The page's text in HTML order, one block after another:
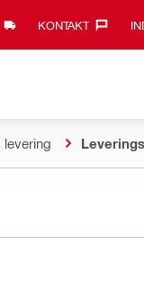
KONTAKT‎